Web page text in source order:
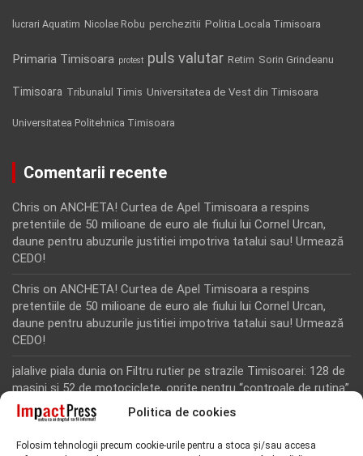
Politica de cookies
Folosim tehnologii precum cookie-urile pentru a stoca și/sau accesa
lucrari Aquatim Nicolae Robu perchezitii Politia Locala Timisoara
Primaria Timisoara protest puls valutar Retim Sorin Grindeanu
Timisoara Tribunalul Timis Universitatea de Vest din Timisoara
Universitatea Politehnica Timisoara
Comentarii recente
Chris on ANCHETA! Curtea de Apel Timisoara a respins
pretentiile de 50 milioane de euro ale fiului lui Cornel Urcan,
daune pentru abuzurile justitiei impotriva tatalui sau! Urmează
CEDO!
Chris on ANCHETA! Curtea de Apel Timisoara a respins
pretentiile de 50 milioane de euro ale fiului lui Cornel Urcan,
daune pentru abuzurile justitiei impotriva tatalui sau! Urmează
CEDO!
jalalive piala dunia on Filtru rutier pe strazile Timisoarei: 128 de
masini si 52 de motociclete, oprite pentru “controale de rutina”
Rodion Camatoritul on Inca un martor din dosarul fraudei cu
“Toti martorii hartuiti au facut plangere penala pentru